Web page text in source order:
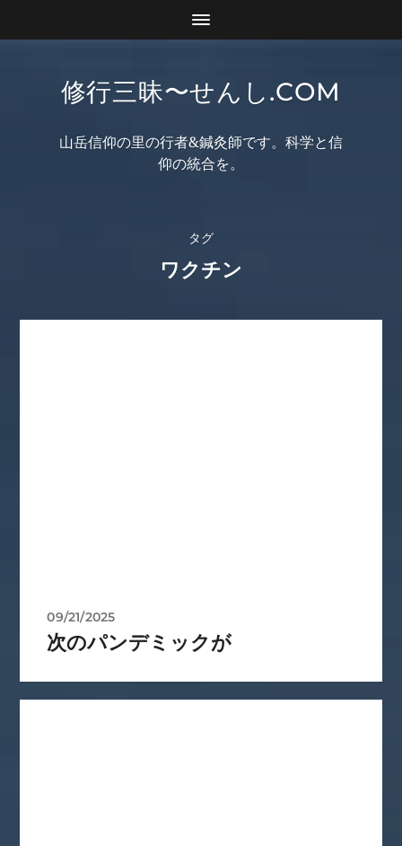
修行三昧〜せんし.COM
山岳信仰の里の行者&鍼灸師です。科学と信
仰の統合を。
タグ
ワクチン
09/21/2025
次のパンデミックが